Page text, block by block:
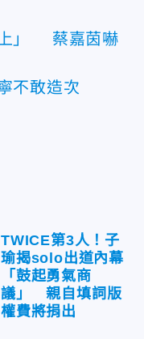
上」 蔡嘉茵嚇
不敢造次
TWICE第3人！子
瑜揭solo出道內幕
「鼓起勇氣商
議」 親自填詞版
權費將捐出